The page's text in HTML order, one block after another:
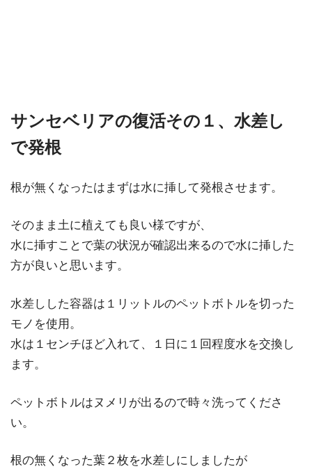
サンセベリアの復活その１、水差し
で発根
根が無くなったはまずは水に挿して発根させます。
そのまま土に植えても良い様ですが、
水に挿すことで葉の状況が確認出来るので水に挿した
方が良いと思います。
水差しした容器は１リットルのペットボトルを切った
モノを使用。
水は１センチほど入れて、１日に１回程度水を交換し
ます。
ペットボトルはヌメリが出るので時々洗ってくださ
い。
根の無くなった葉２枚を水差しにしましたが